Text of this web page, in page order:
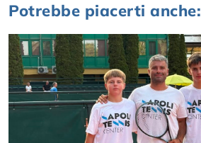
Potrebbe piacerti anche: